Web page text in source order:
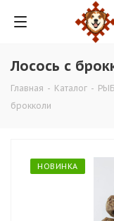
Лосось с
Главная - Каталог -
брокколи
НОВИНКА